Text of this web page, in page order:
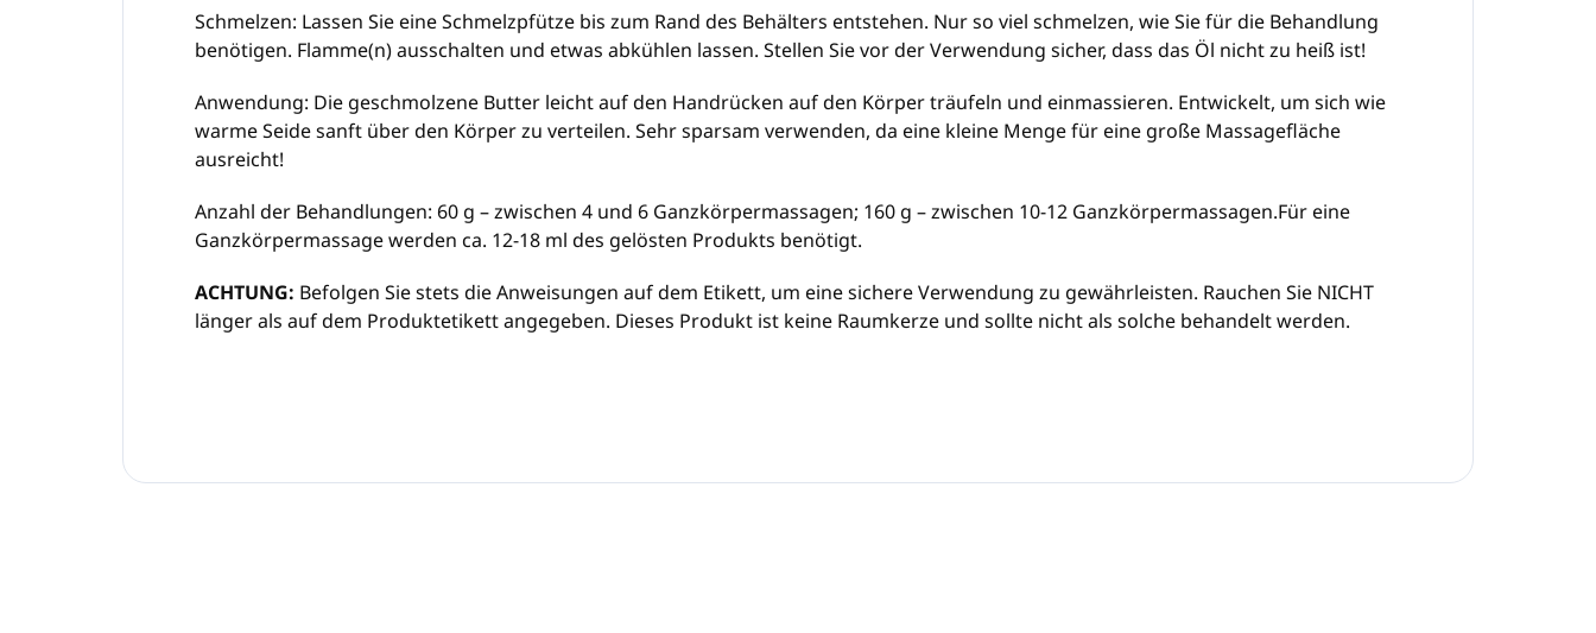
Schmelzen: Lassen Sie eine Schmelzpfütze bis zum Rand des Behälters entstehen. Nur so viel schmelzen, wie Sie für die Behandlung
benötigen. Flamme(n) ausschalten und etwas abkühlen lassen. Stellen Sie vor der Verwendung sicher, dass das Öl nicht zu heiß ist!
Anwendung: Die geschmolzene Butter leicht auf den Handrücken auf den Körper träufeln und einmassieren. Entwickelt, um sich wie
warme Seide sanft über den Körper zu verteilen. Sehr sparsam verwenden, da eine kleine Menge für eine große Massagefläche
ausreicht!
Anzahl der Behandlungen: 60 g – zwischen 4 und 6 Ganzkörpermassagen; 160 g – zwischen 10-12 Ganzkörpermassagen.Für eine
Ganzkörpermassage werden ca. 12-18 ml des gelösten Produkts benötigt.
ACHTUNG: Befolgen Sie stets die Anweisungen auf dem Etikett, um eine sichere Verwendung zu gewährleisten. Rauchen Sie NICHT
länger als auf dem Produktetikett angegeben. Dieses Produkt ist keine Raumkerze und sollte nicht als solche behandelt werden.